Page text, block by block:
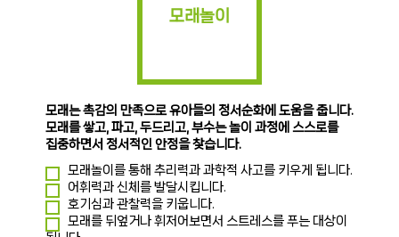
모래놀이
모래는 촉감의 만족으로 유아들의 정서순화에 도움을 줍니다.
모래를 쌓고, 파고, 두드리고, 부수는 놀이 과정에 스스로를
집중하면서 정서적인 안정을 찾습니다.
모래놀이를 통해 추리력과 과학적 사고를 키우게 됩니다.
어휘력과 신체를 발달시킵니다.
호기심과 관찰력을 키웁니다.
모래를 뒤엎거나 휘저어보면서 스트레스를 푸는 대상이